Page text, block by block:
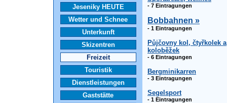
Jeseniky HEUTE
Wetter und Schnee
Unterkunft
Skizentren
Freizeit
Touristik
Dienstleistungen
Gaststätte
- 7 Eintragungen
Bobbahnen »
- 1 Eintragungen
Půjčovny kol, čtyřkolek a
koloběžek
- 6 Eintragungen
Bergminikarren
- 3 Eintragungen
Segelsport
- 1 Eintragungen